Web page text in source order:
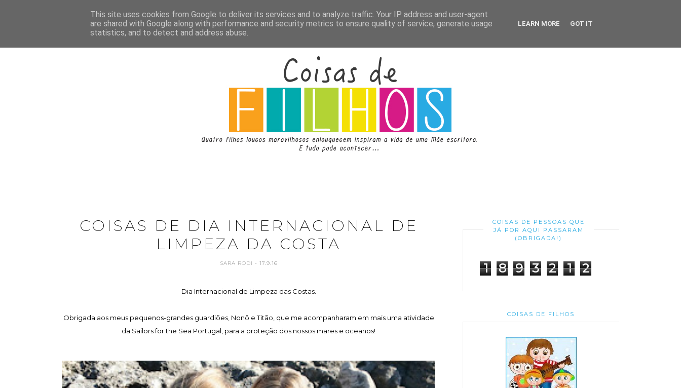
COISAS DE DIA INTERNACIONAL DE
LIMPEZA DA COSTA
SARA RODI - 17.9.16
Dia Internacional de Limpeza das Costas.
Obrigada aos meus pequenos-grandes guardiões, Nonô e Titão, que me acompanharam em mais uma atividade
da Sailors for the Sea Portugal, para a proteção dos nossos mares e oceanos!
COISAS DE PESSOAS QUE
JÁ POR AQUI PASSARAM
(OBRIGADA!)
1 8 9 3 2 1 2
COISAS DE FILHOS
This site uses cookies from Google to deliver its services and to analyze traffic. Your IP address and user-agent
are shared with Google along with performance and security metrics to ensure quality of service, generate usage
statistics, and to detect and address abuse.
LEARN MORE GOT IT